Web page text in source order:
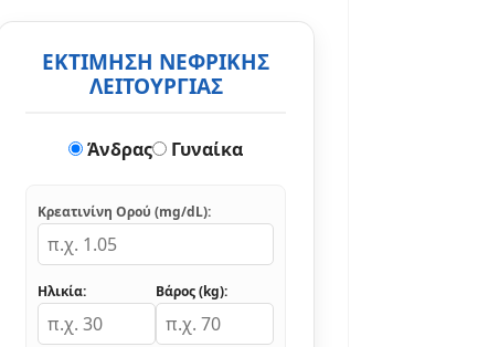
ΕΚΤΙΜΗΣΗ ΝΕΦΡΙΚΗΣ
ΛΕΙΤΟΥΡΓΙΑΣ
Άνδρας Γυναίκα
Κρεατινίνη Ορού (mg/dL):
Ηλικία: Βάρος (kg):